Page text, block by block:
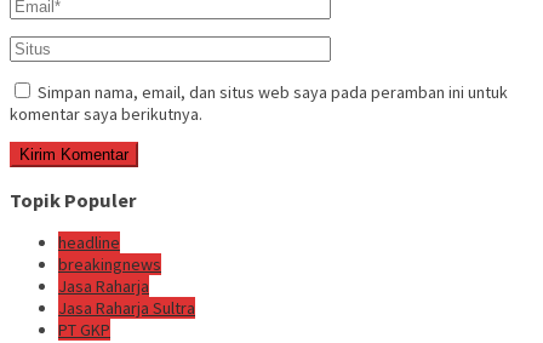
Simpan nama, email, dan situs web saya pada peramban ini untuk
komentar saya berikutnya.
Topik Populer
headline
breakingnews
Jasa Raharja
Jasa Raharja Sultra
PT GKP